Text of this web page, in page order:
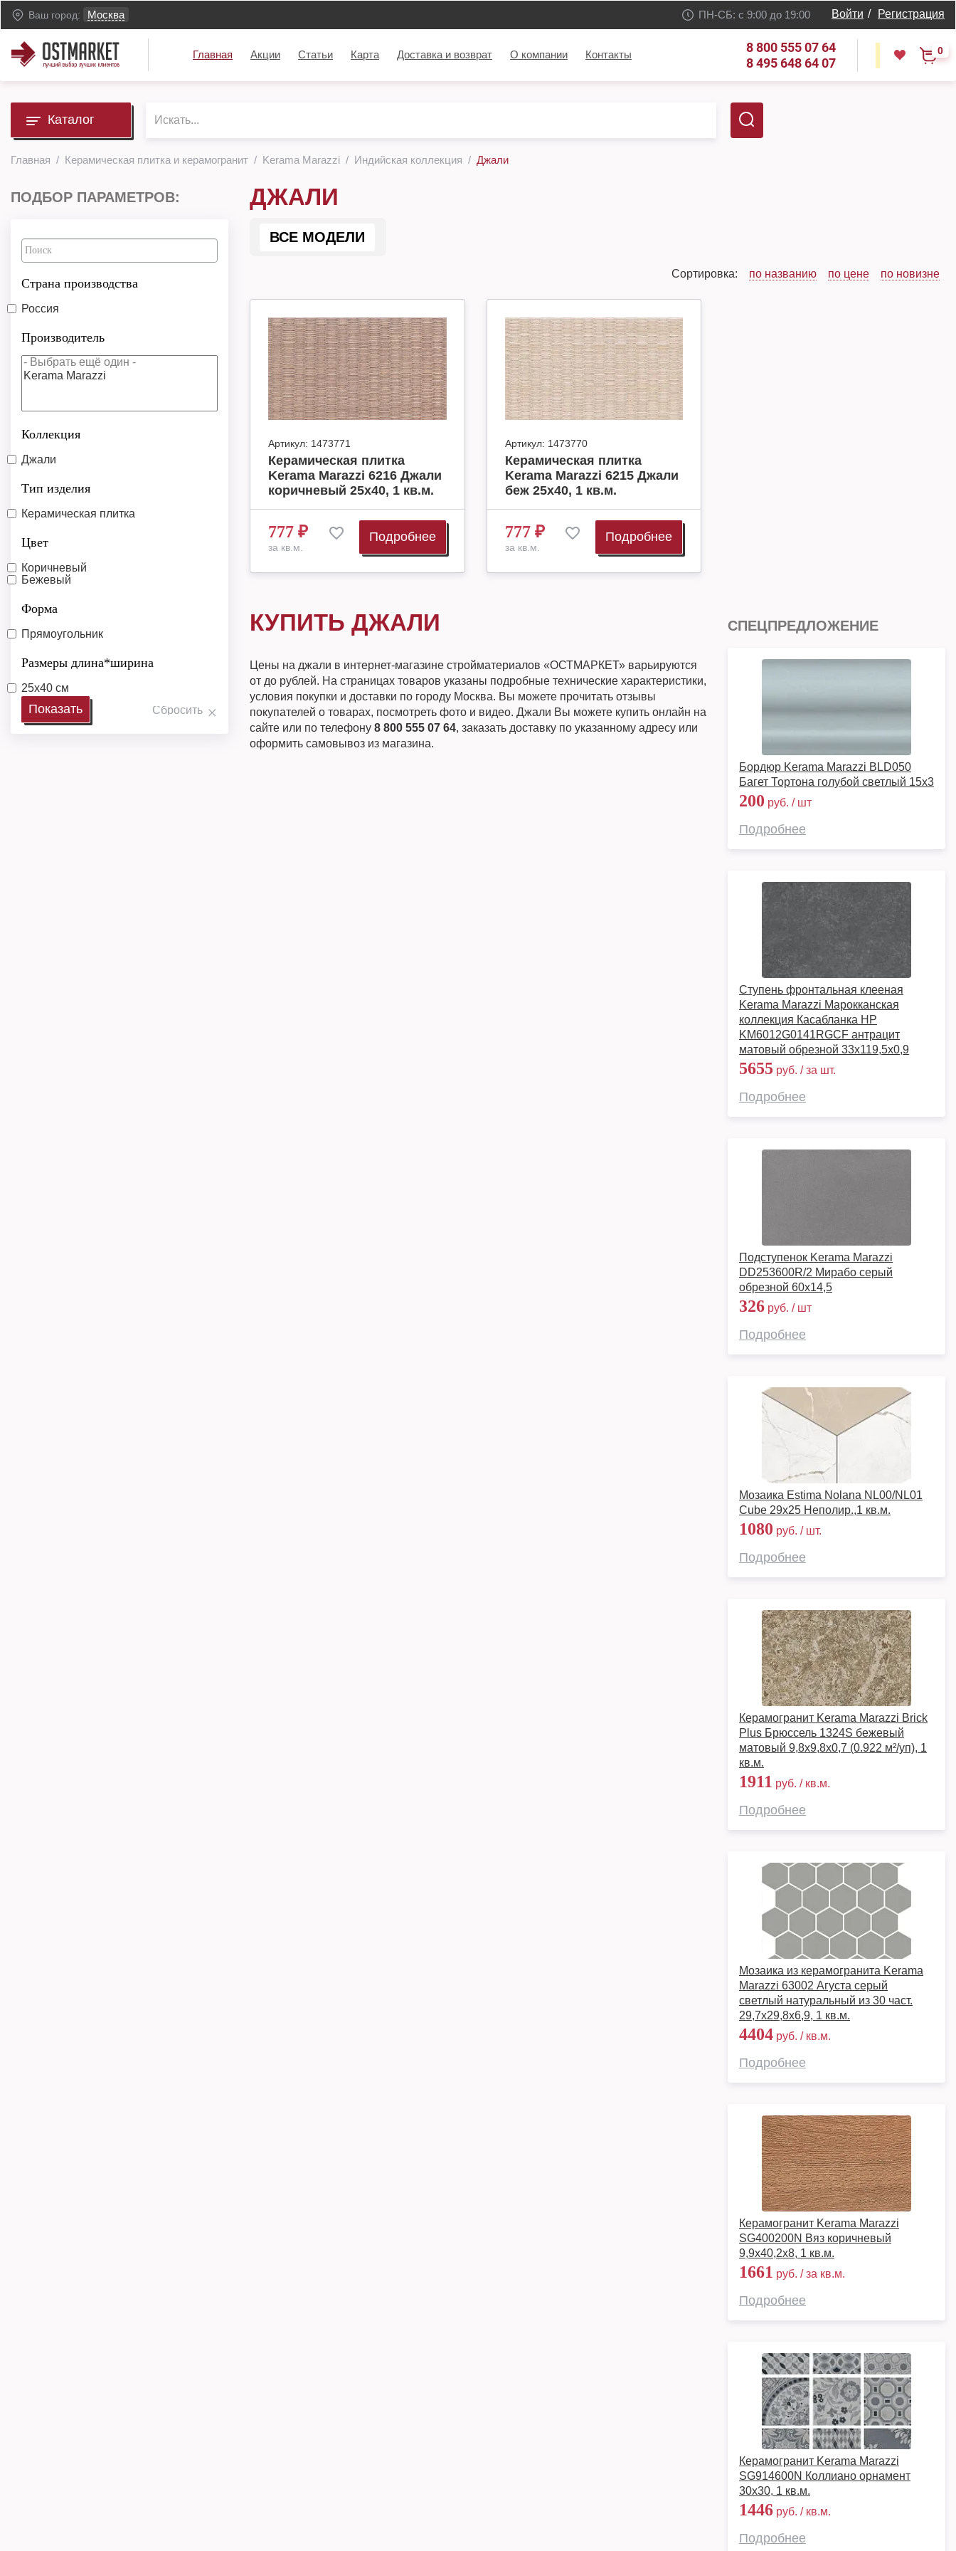
Ваш город: Москва ПН-СБ: с 9:00 до 19:00 Войти / Регистрация
Главная Акции Статьи Карта Доставка и возврат О компании Контакты
8 800 555 07 64
8 495 648 64 07
0
Каталог
Главная Керамическая плитка и керамогранит Kerama Marazzi Индийская коллекция Джали
ПОДБОР ПАРАМЕТРОВ:
Страна производства
Россия
Производитель
Коллекция
Джали
Тип изделия
Керамическая плитка
Цвет
Коричневый
Бежевый
Форма
Прямоугольник
Размеры длина*ширина
25х40 см
ДЖАЛИ
ВСЕ МОДЕЛИ
Сортировка: по названию по цене по новизне
Артикул: 1473771
Керамическая плитка
Kerama Marazzi 6216 Джали
коричневый 25х40, 1 кв.м.
777 ₽
за кв.м.
Подробнее
Артикул: 1473770
Керамическая плитка
Kerama Marazzi 6215 Джали
беж 25х40, 1 кв.м.
777₽
за кв.м.
Подробнее
КУПИТЬ ДЖАЛИ
Цены на джали в интернет-магазине стройматериалов «ОСТМАРКЕТ» варьируются
от до рублей. На страницах товаров указаны подробные технические характеристики,
условия покупки и доставки по городу Москва. Вы можете прочитать отзывы
покупателей о товарах, посмотреть фото и видео. Джали Вы можете купить онлайн на
сайте или по телефону 8 800 555 07 64, заказать доставку по указанному адресу или
оформить самовывоз из магазина.
СПЕЦПРЕДЛОЖЕНИЕ
Бордюр Kerama Marazzi BLD050
Багет Тортона голубой светлый 15x3
200 руб. / шт
Подробнее
Ступень фронтальная клееная
Kerama Marazzi Марокканская
коллекция Касабланка HP
KM6012G0141RGCF антрацит
матовый обрезной 33x119,5x0,9
5655 руб. / за шт.
Подробнее
Подступенок Kerama Marazzi
DD253600R/2 Мирабо серый
обрезной 60х14,5
326 руб. / шт
Подробнее
Мозаика Estima Nolana NL00/NL01
Cube 29x25 Неполир.,1 кв.м.
1080 руб. / шт.
Подробнее
Керамогранит Kerama Marazzi Brick
Plus Брюссель 1324S бежевый
матовый 9,8x9,8x0,7 (0.922 м²/уп), 1
кв.м.
1911 руб. / кв.м.
Подробнее
Мозаика из керамогранита Kerama
Marazzi 63002 Агуста серый
светлый натуральный из 30 част.
29,7x29,8x6,9, 1 кв.м.
4404 руб. / кв.м.
Подробнее
Керамогранит Kerama Marazzi
SG400200N Вяз коричневый
9,9х40,2х8, 1 кв.м.
1661 руб. / за кв.м.
Подробнее
Керамогранит Kerama Marazzi
SG914600N Коллиано орнамент
30х30, 1 кв.м.
1446 руб. / кв.м.
Подробнее